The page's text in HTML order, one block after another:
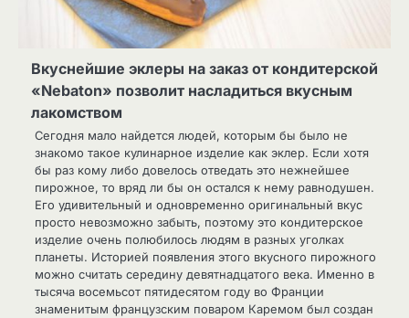
Вкуснейшие эклеры на заказ от кондитерской
«Nebaton» позволит насладиться вкусным
лакомством
Сегодня мало найдется людей, которым бы было не
знакомо такое кулинарное изделие как эклер. Если хотя
бы раз кому либо довелось отведать это нежнейшее
пирожное, то вряд ли бы он остался к нему равнодушен.
Его удивительный и одновременно оригинальный вкус
просто невозможно забыть, поэтому это кондитерское
изделие очень полюбилось людям в разных уголках
планеты. Историей появления этого вкусного пирожного
можно считать середину девятнадцатого века. Именно в
тысяча восемьсот пятидесятом году во Франции
знаменитым французским поваром Каремом был создан